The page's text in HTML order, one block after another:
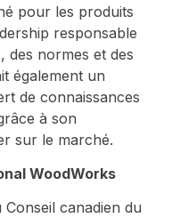
pour les produits
responsable
des normes et des
également un
de connaissances
à son
sur le marché.
WoodWorks
canadien du